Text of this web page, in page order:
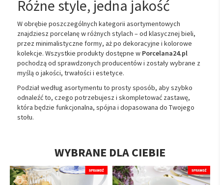
Różne style, jedna jakość
W obrębie poszczególnych kategorii asortymentowych
znajdziesz porcelanę w różnych stylach – od klasycznej bieli,
przez minimalistyczne formy, aż po dekoracyjne i kolorowe
kolekcje. Wszystkie produkty dostępne w Porcelana24.pl
pochodzą od sprawdzonych producentów i zostały wybrane z
myślą o jakości, trwałości i estetyce.
Podział według asortymentu to prosty sposób, aby szybko
odnaleźć to, czego potrzebujesz i skompletować zastawę,
która będzie funkcjonalna, spójna i dopasowana do Twojego
stołu.
WYBRANE DLA CIEBIE